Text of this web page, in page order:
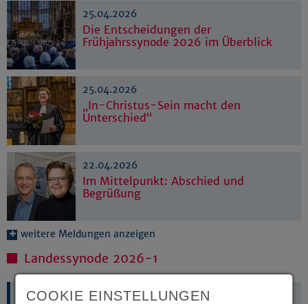
25.04.2026
Die Entscheidungen der
Frühjahrssynode 2026 im Überblick
25.04.2026
„In-Christus-Sein macht den
Unterschied“
22.04.2026
Im Mittelpunkt: Abschied und
Begrüßung
weitere Meldungen anzeigen
Landessynode 2026-1
Aktuelles
COOKIE EINSTELLUNGEN